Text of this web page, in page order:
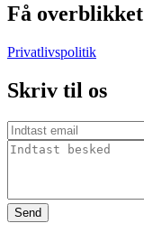
Få overblikket
Privatlivspolitik
Skriv til os